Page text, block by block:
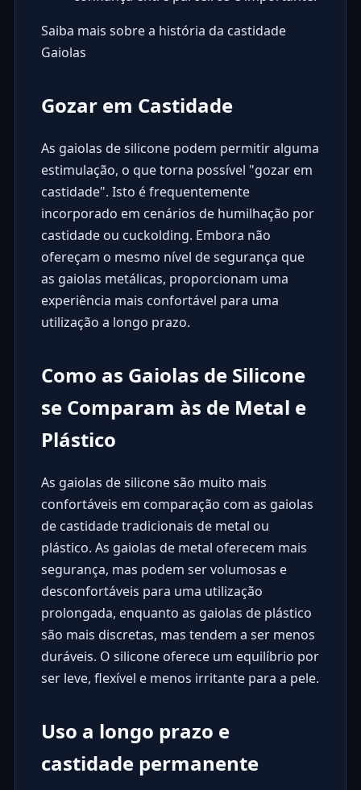
Saiba mais sobre a história da castidade
Gaiolas
Gozar em Castidade
As gaiolas de silicone podem permitir alguma
estimulação, o que torna possível "gozar em
castidade". Isto é frequentemente
incorporado em cenários de humilhação por
castidade ou cuckolding. Embora não
ofereçam o mesmo nível de segurança que
as gaiolas metálicas, proporcionam uma
experiência mais confortável para uma
utilização a longo prazo.
Como as Gaiolas de Silicone
se Comparam às de Metal e
Plástico
As gaiolas de silicone são muito mais
confortáveis em comparação com as gaiolas
de castidade tradicionais de metal ou
plástico. As gaiolas de metal oferecem mais
segurança, mas podem ser volumosas e
desconfortáveis para uma utilização
prolongada, enquanto as gaiolas de plástico
são mais discretas, mas tendem a ser menos
duráveis. O silicone oferece um equilíbrio por
ser leve, flexível e menos irritante para a pele.
Uso a longo prazo e
castidade permanente